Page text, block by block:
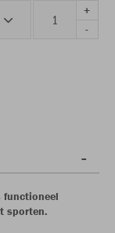
+
-
functioneel
sporten.